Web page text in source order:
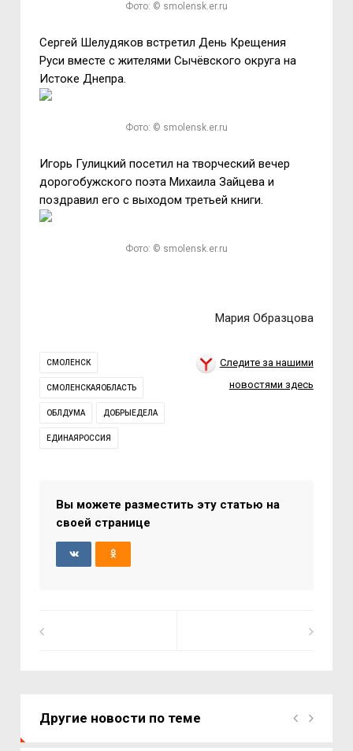
Фото: © smolensk.er.ru
Сергей Шелудяков встретил День Крещения
Руси вместе с жителями Сычёвского округа на
Истоке Днепра.
Фото: © smolensk.er.ru
Игорь Гулицкий посетил на творческий вечер
дорогобужского поэта Михаила Зайцева и
поздравил его с выходом третьей книги.
Фото: © smolensk.er.ru
Мария Образцова
СМОЛЕНСК
СМОЛЕНСКАЯОБЛАСТЬ
ОБЛДУМА ДОБРЫЕДЕЛА
ЕДИНАЯРОССИЯ
Следите за нашими
новостями здесь
Вы можете разместить эту статью на
своей странице
Другие новости по теме